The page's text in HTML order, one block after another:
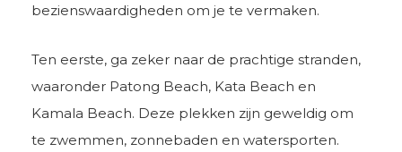
bezienswaardigheden om je te vermaken.
Ten eerste, ga zeker naar de prachtige stranden,
waaronder Patong Beach, Kata Beach en
Kamala Beach. Deze plekken zijn geweldig om
te zwemmen, zonnebaden en watersporten.